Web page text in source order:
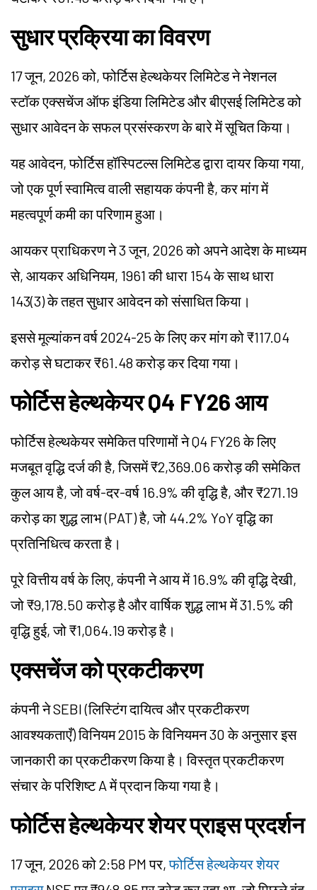
सुधार प्रक्रिया का विवरण
17 जून, 2026 को, फोर्टिस हेल्थकेयर लिमिटेड ने नेशनल
स्टॉक एक्सचेंज ऑफ इंडिया लिमिटेड और बीएसई लिमिटेड को
सुधार आवेदन के सफल प्रसंस्करण के बारे में सूचित किया।
यह आवेदन, फोर्टिस हॉस्पिटल्स लिमिटेड द्वारा दायर किया गया,
जो एक पूर्ण स्वामित्व वाली सहायक कंपनी है, कर मांग में
महत्वपूर्ण कमी का परिणाम हुआ।
आयकर प्राधिकरण ने 3 जून, 2026 को अपने आदेश के माध्यम
से, आयकर अधिनियम, 1961 की धारा 154 के साथ धारा
143(3) के तहत सुधार आवेदन को संसाधित किया।
इससे मूल्यांकन वर्ष 2024-25 के लिए कर मांग को ₹117.04
करोड़ से घटाकर ₹61.48 करोड़ कर दिया गया।
फोर्टिस हेल्थकेयर Q4 FY26 आय
फोर्टिस हेल्थकेयर समेकित परिणामों ने Q4 FY26 के लिए
मजबूत वृद्धि दर्ज की है, जिसमें ₹2,369.06 करोड़ की समेकित
कुल आय है, जो वर्ष-दर-वर्ष 16.9% की वृद्धि है, और ₹271.19
करोड़ का शुद्ध लाभ (PAT) है, जो 44.2% YoY वृद्धि का
प्रतिनिधित्व करता है।
पूरे वित्तीय वर्ष के लिए, कंपनी ने आय में 16.9% की वृद्धि देखी,
जो ₹9,178.50 करोड़ है और वार्षिक शुद्ध लाभ में 31.5% की
वृद्धि हुई, जो ₹1,064.19 करोड़ है।
एक्सचेंज को प्रकटीकरण
कंपनी ने SEBI (लिस्टिंग दायित्व और प्रकटीकरण
आवश्यकताएँ) विनियम 2015 के विनियमन 30 के अनुसार इस
जानकारी का प्रकटीकरण किया है। विस्तृत प्रकटीकरण
संचार के परिशिष्ट A में प्रदान किया गया है।
फोर्टिस हेल्थकेयर शेयर प्राइस प्रदर्शन
17 जून, 2026 को 2:58 PM पर,फोर्टिस हेल्थकेयर शेयर